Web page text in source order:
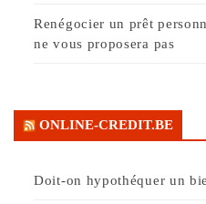
Renégocier un prêt
ne vous proposera pas
ONLINE-CREDIT.BE
Doit-on hypothéquer un